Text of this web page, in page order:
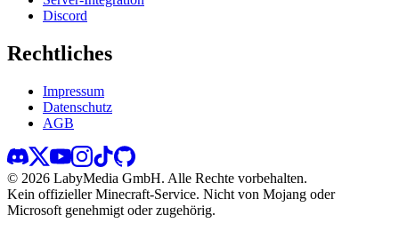
Discord
Rechtliches
Impressum
Datenschutz
AGB
© 2026 LabyMedia GmbH. Alle Rechte vorbehalten.
Kein offizieller Minecraft-Service. Nicht von Mojang oder
Microsoft genehmigt oder zugehörig.